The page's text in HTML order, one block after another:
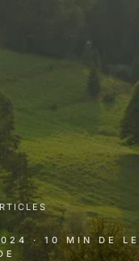
· 10 MIN DE